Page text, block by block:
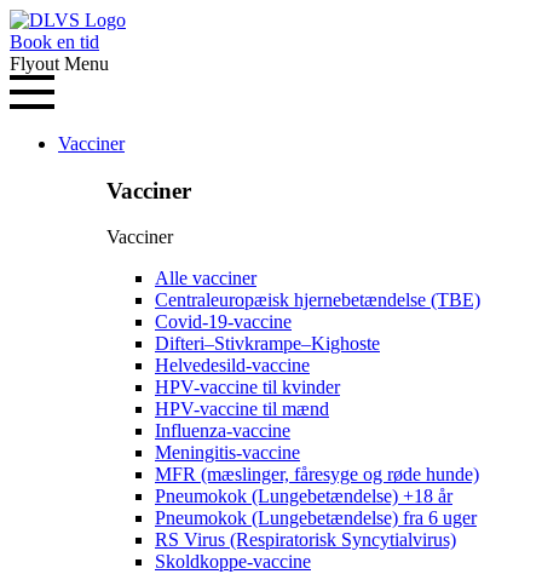
Book en tid
Flyout Menu
Vacciner
Vacciner
Vacciner
Alle vacciner
Centraleuropæisk hjernebetændelse (TBE)
Covid-19-vaccine
Difteri–Stivkrampe–Kighoste
Helvedesild-vaccine
HPV-vaccine til kvinder
HPV-vaccine til mænd
Influenza-vaccine
Meningitis-vaccine
MFR (mæslinger, fåresyge og røde hunde)
Pneumokok (Lungebetændelse) +18 år
Pneumokok (Lungebetændelse) fra 6 uger
RS Virus (Respiratorisk Syncytialvirus)
Skoldkoppe-vaccine